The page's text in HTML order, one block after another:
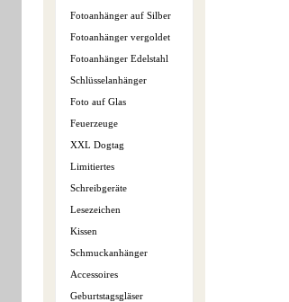
Fotoanhänger auf Silber
Fotoanhänger vergoldet
Fotoanhänger Edelstahl
Schlüsselanhänger
Foto auf Glas
Feuerzeuge
XXL Dogtag
Limitiertes
Schreibgeräte
Lesezeichen
Kissen
Schmuckanhänger
Accessoires
Geburtstagsgläser